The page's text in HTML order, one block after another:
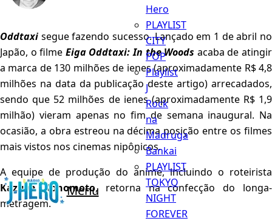
Menu
Hero
PLAYLIST
CITY
POP
Playlist
J
Rock
na
Madruga
Bankai
PLAYLIST
TOKYO
NIGHT
FOREVER
Oddtaxi segue fazendo sucesso. Lançado em 1 de abril no
Japão, o filme Eiga Oddtaxi: In the Woods acaba de atingir
a marca de 130 milhões de ienes (aproximadamente R$ 4,8
milhões na data da publicação deste artigo) arrecadados,
sendo que 52 milhões de ienes (aproximadamente R$ 1,9
milhão) vieram apenas no fim de semana inaugural. Na
ocasião, a obra estreou na décima posição entre os filmes
mais vistos nos cinemas nipônicos.
A equipe de produção do anime, incluindo o roteirista
Kazuya Konomoto, retorna na confecção do longa-
metragem.